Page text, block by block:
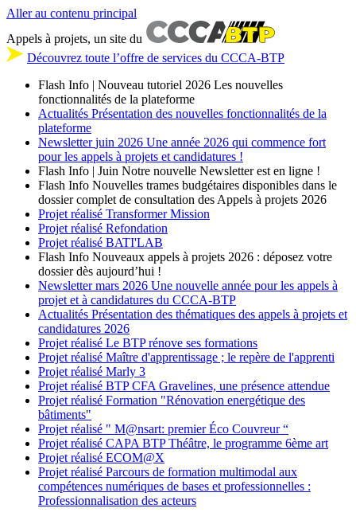
Aller au contenu principal
Appels à projets, un site du
Découvrez toute l’offre de services du CCCA-BTP
Flash Info | Nouveau tutoriel 2026 Les nouvelles
fonctionnalités de la plateforme
Actualités Présentation des nouvelles fonctionnalités de la
plateforme
Newsletter juin 2026 Une année 2026 qui commence fort
pour les appels à projets et candidatures !
Flash Info | Juin Notre nouvelle Newsletter est en ligne !
Flash Info Nouvelles trames budgétaires disponibles dans le
dossier complet de consultation des Appels à projets 2026
Projet réalisé Transformer Mission
Projet réalisé Refondation
Projet réalisé BATI'LAB
Flash Info Nouveaux appels à projets 2026 : déposez votre
dossier dès aujourd’hui !
Newsletter mars 2026 Une nouvelle année pour les appels à
projet et à candidatures du CCCA-BTP
Actualités Présentation des thématiques des appels à projets et
candidatures 2026
Projet réalisé Le BTP rénove ses formations
Projet réalisé Maître d'apprentissage ; le repère de l'apprenti
Projet réalisé Marly 3
Projet réalisé BTP CFA Gravelines, une présence attendue
Projet réalisé Formation "Rénovation energétique des
bâtiments"
Projet réalisé " M@nsart: premier Éco Couvreur “
Projet réalisé CAPA BTP Théâtre, le programme 6ème art
Projet réalisé ECOM@X
Projet réalisé Parcours de formation multimodal aux
compétences numériques de bases et professionnelles :
Professionnalisation des acteurs